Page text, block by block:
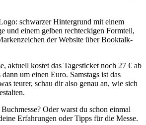
aktuell kostet das Tagesticket noch 27 € ab
um einen Euro. Samstags ist das
teurer, schau dir also genau an, wie sich
Oder warst du schon einmal
Erfahrungen oder Tipps für die Messe.